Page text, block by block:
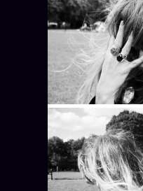
Oracle Algorithme
Audit Social
LIVRES
KÉTAMINE2019
BRAQUAGE2021
SUSPECTE2022